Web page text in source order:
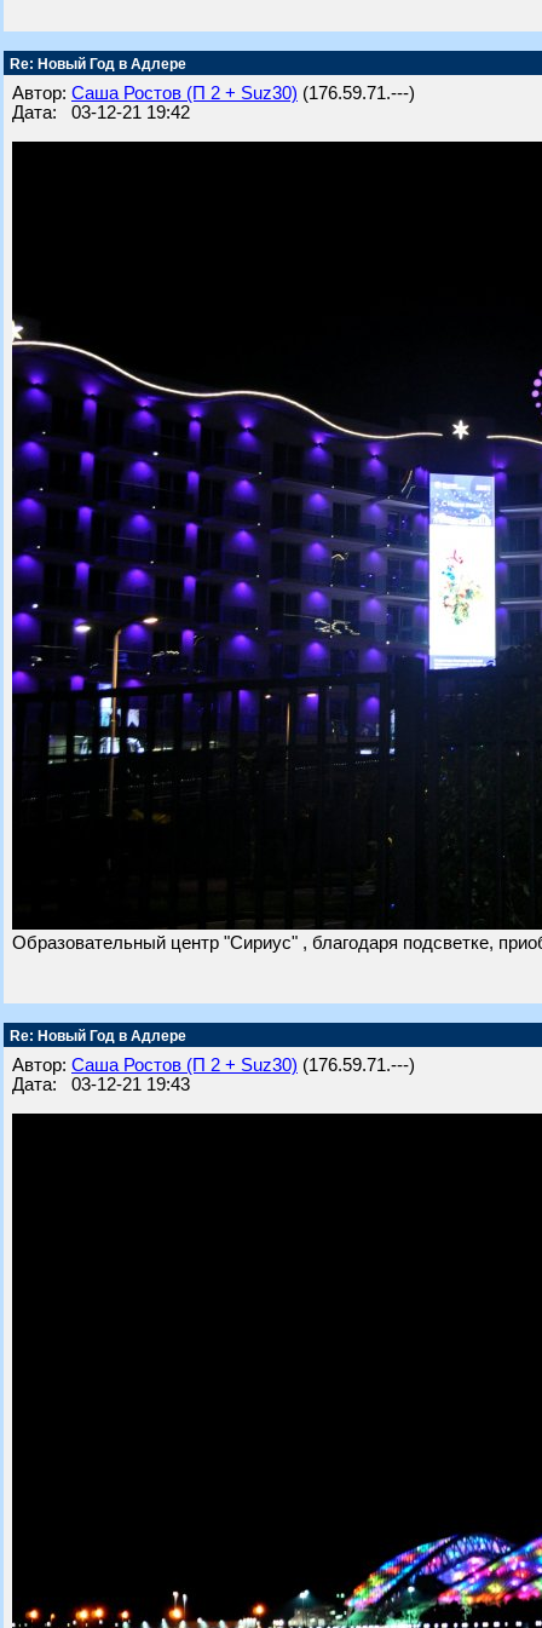
Re: Новый Год в Адлере
Автор: Саша Ростов (П 2 + Suz30) (176.59.71.---)
Дата: 03-12-21 19:42
Образовательный центр "Сириус" , благодаря подсветке,
Re: Новый Год в Адлере
Автор: Саша Ростов (П 2 + Suz30) (176.59.71.---)
Дата: 03-12-21 19:43